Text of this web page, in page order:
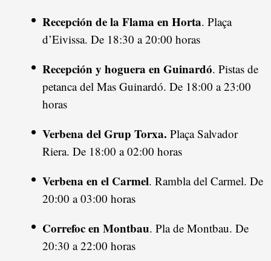
Recepción de la Flama en Horta. Plaça
d’Eivissa. De 18:30 a 20:00 horas
Recepción y hoguera en Guinardó. Pistas de
petanca del Mas Guinardó. De 18:00 a 23:00
horas
Verbena del Grup Torxa. Plaça Salvador
Riera. De 18:00 a 02:00 horas
Verbena en el Carmel. Rambla del Carmel. De
20:00 a 03:00 horas
Correfoc en Montbau. Pla de Montbau. De
20:30 a 22:00 horas